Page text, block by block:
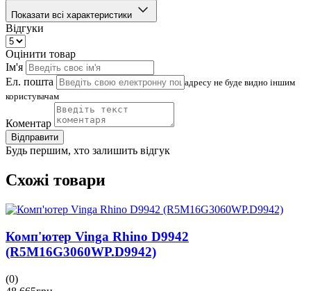
Показати всі характеристики
Відгуки
Оцінити товар
Ім'я
Ел. пошта
адресу не буде видно іншим
користувачам
Коментар
Відправити
Будь першим, хто залишить відгук
Схожі товари
Комп'ютер Vinga Rhino D9942
(R5M16G3060WP.D9942)
(0)